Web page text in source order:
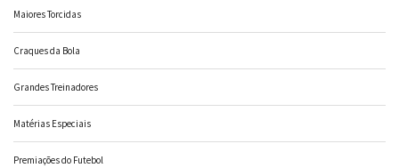
Maiores Torcidas
Craques da Bola
Grandes Treinadores
Matérias Especiais
Premiações do Futebol